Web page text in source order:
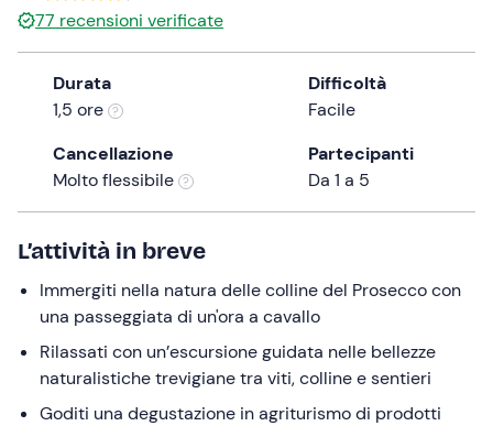
the
question
mark
keyboard
shortcuts
for
changing
dates.
77 recensioni verificate
Durata
1,5 ore
Difficoltà
Facile
Cancellazione
Molto flessibile
Partecipanti
Da 1 a 5
L’attività in breve
Immergiti nella natura delle colline del Prosecco con
una passeggiata di un'ora a cavallo
Rilassati con un’escursione guidata nelle bellezze
naturalistiche trevigiane tra viti, colline e sentieri
Goditi una degustazione in agriturismo di prodotti